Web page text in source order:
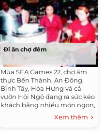
Đi ăn chợ đêm
Mùa SEA Games 22, chợ ẩm
thực Bến Thành, An Đông,
Bình Tây, Hòa Hưng và cả
vườn Hội Ngộ đang ra sức kéo
khách bằng nhiều món ngon,
lạ, độc đáo. Các nhân viên
phục vụ đều mặc đồng phục
có sắc màu SEA Games.
Xem thêm